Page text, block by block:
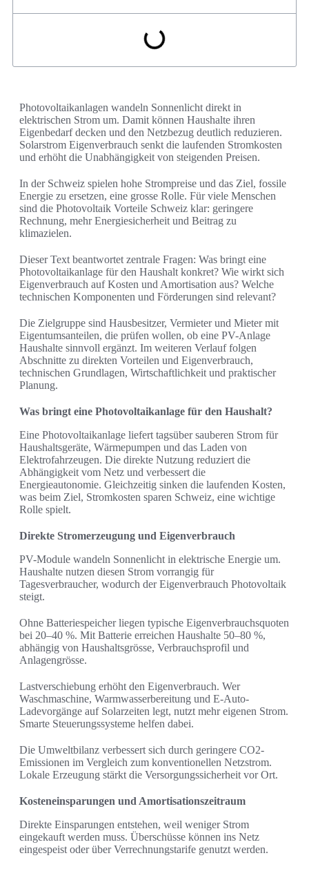
Photovoltaikanlagen wandeln Sonnenlicht direkt in
elektrischen Strom um. Damit können Haushalte ihren
Eigenbedarf decken und den Netzbezug deutlich reduzieren.
Solarstrom Eigenverbrauch senkt die laufenden Stromkosten
und erhöht die Unabhängigkeit von steigenden Preisen.
In der Schweiz spielen hohe Strompreise und das Ziel, fossile
Energie zu ersetzen, eine grosse Rolle. Für viele Menschen
sind die Photovoltaik Vorteile Schweiz klar: geringere
Rechnung, mehr Energiesicherheit und Beitrag zu
klimazielen.
Dieser Text beantwortet zentrale Fragen: Was bringt eine
Photovoltaikanlage für den Haushalt konkret? Wie wirkt sich
Eigenverbrauch auf Kosten und Amortisation aus? Welche
technischen Komponenten und Förderungen sind relevant?
Die Zielgruppe sind Hausbesitzer, Vermieter und Mieter mit
Eigentumsanteilen, die prüfen wollen, ob eine PV-Anlage
Haushalte sinnvoll ergänzt. Im weiteren Verlauf folgen
Abschnitte zu direkten Vorteilen und Eigenverbrauch,
technischen Grundlagen, Wirtschaftlichkeit und praktischer
Planung.
Was bringt eine Photovoltaikanlage für den Haushalt?
Eine Photovoltaikanlage liefert tagsüber sauberen Strom für
Haushaltsgeräte, Wärmepumpen und das Laden von
Elektrofahrzeugen. Die direkte Nutzung reduziert die
Abhängigkeit vom Netz und verbessert die
Energieautonomie. Gleichzeitig sinken die laufenden Kosten,
was beim Ziel, Stromkosten sparen Schweiz, eine wichtige
Rolle spielt.
Direkte Stromerzeugung und Eigenverbrauch
PV-Module wandeln Sonnenlicht in elektrische Energie um.
Haushalte nutzen diesen Strom vorrangig für
Tagesverbraucher, wodurch der Eigenverbrauch Photovoltaik
steigt.
Ohne Batteriespeicher liegen typische Eigenverbrauchsquoten
bei 20–40 %. Mit Batterie erreichen Haushalte 50–80 %,
abhängig von Haushaltsgrösse, Verbrauchsprofil und
Anlagengrösse.
Lastverschiebung erhöht den Eigenverbrauch. Wer
Waschmaschine, Warmwasserbereitung und E-Auto-
Ladevorgänge auf Solarzeiten legt, nutzt mehr eigenen Strom.
Smarte Steuerungssysteme helfen dabei.
Die Umweltbilanz verbessert sich durch geringere CO2-
Emissionen im Vergleich zum konventionellen Netzstrom.
Lokale Erzeugung stärkt die Versorgungssicherheit vor Ort.
Kosteneinsparungen und Amortisationszeitraum
Direkte Einsparungen entstehen, weil weniger Strom
eingekauft werden muss. Überschüsse können ins Netz
eingespeist oder über Verrechnungstarife genutzt werden.